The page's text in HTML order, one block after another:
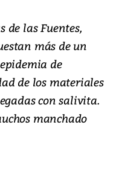
de las Fuentes,
más de un
de
de los materiales
con salivita.
manchado